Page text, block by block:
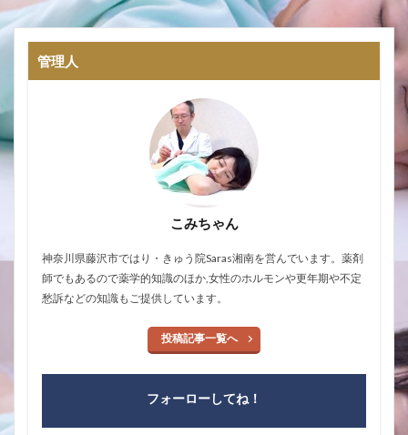
管理人
こみちゃん
神奈川県藤沢市ではり・きゅう院Saras湘南を営んでいます。薬剤
師でもあるので薬学的知識のほか,女性のホルモンや更年期や不定
愁訴などの知識もご提供しています。
投稿記事一覧へ
フォーローしてね！